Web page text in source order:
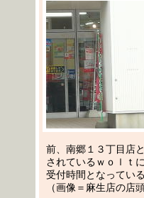
前、南郷１３丁目店
されているｗｏｌｔ
受付時間となっている
（画像＝麻生店の店